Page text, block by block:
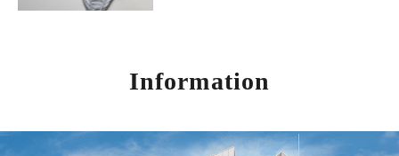
Information